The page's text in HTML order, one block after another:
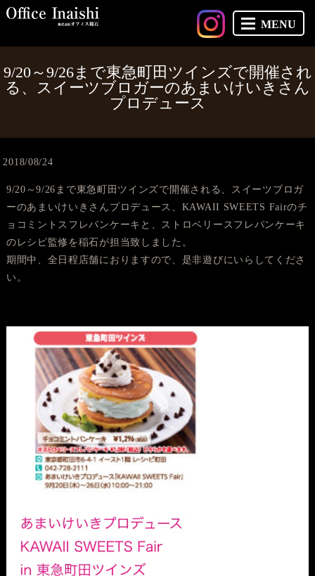
MENU
9/20～9/26まで東急町田ツインズで開催され
る、スイーツブロガーのあまいけいきさん
プロデュース
2018/08/24
9/20～9/26まで東急町田ツインズで開催される、スイーツブロガ
ーのあまいけいきさんプロデュース、KAWAII SWEETS Fairのチ
ョコミントスフレパンケーキと、ストロベリースフレパンケーキ
のレシピ監修を稲石が担当致しました。
期間中、全日程店舗におりますので、是非遊びにいらしてくださ
い。